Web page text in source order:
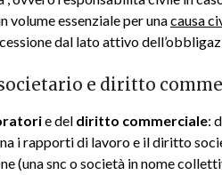
volume essenziale per unacausa
dal lato attivo
e diritto
e del diritto commerciale:
i rapporti di lavoro e il diritto
(una snc o società in nome